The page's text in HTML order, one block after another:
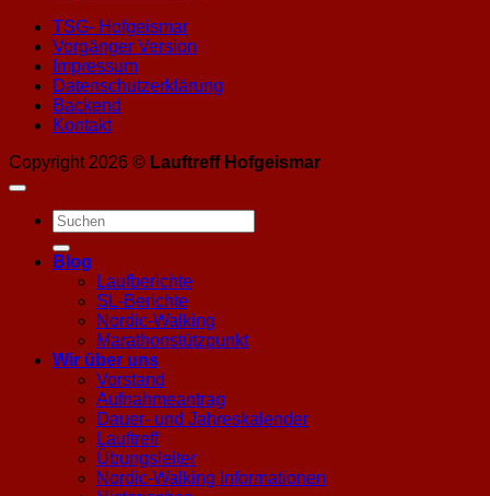
TSG- Hofgeismar
Vorgänger Version
Impressum
Datenschutzerklärung
Backend
Kontakt
Copyright 2026 © Lauftreff Hofgeismar
Blog
Laufberichte
SL-Berichte
Nordic-Walking
Marathonstützpunkt
Wir über uns
Vorstand
Aufnahmeantrag
Dauer- und Jahreskalender
Lauftreff
Übungsleiter
Nordic-Walking Informationen